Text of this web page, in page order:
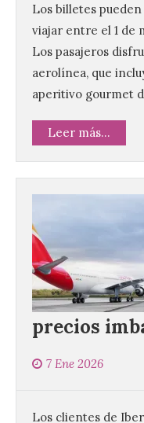
Los billetes
viajar entre el 1 de
Los pasajeros
aerolínea, que
aperitivo gourmet
Leer más...
precios
7 Ene 2026
Los clientes de